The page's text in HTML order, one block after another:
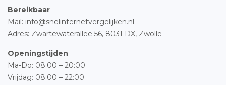
Bereikbaar
Mail: info@snelinternetvergelijken.nl
Adres: Zwartewaterallee 56, 8031 DX, Zwolle
Openingstijden
Ma-Do: 08:00 – 20:00
Vrijdag: 08:00 – 22:00